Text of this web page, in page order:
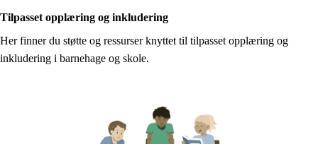
Tilpasset opplæring og inkludering
Her finner du støtte og ressurser knyttet til tilpasset opplæring og
inkludering i barnehage og skole.